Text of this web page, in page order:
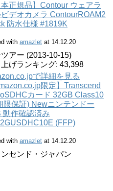
本正規品】Contour ウェアラ
デオカメラ ContourROAM2
防水仕様 #1819K
with amazlet at 14.12.20
ツアー (2013-10-15)
げランキング: 43,398
で詳細を見る
限定】Transcend
カード 32GB Class10
限保証) Newニンテンドー
動作確認済み
(FFP)
with amazlet at 14.12.20
ンセンド・ジャパン